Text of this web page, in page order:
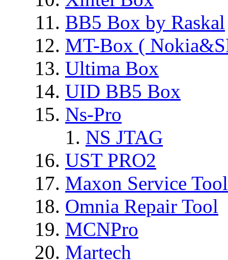
BB5 Box by Raskal
MT-Box (
Ultima Box
UID BB5 Box
Ns-Pro
NS JTAG
UST PRO2
Maxon Service
Omnia Repair Tool
MCNPro
Martech